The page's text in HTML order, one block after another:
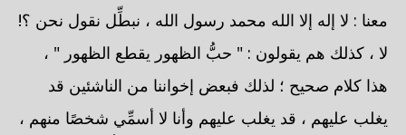
معنا : لا إله إلا الله محمد رسول الله ، نبطِّل نقول نحن ؟!
لا ، كذلك هم يقولون : " حبُّ الظهور يقطع الظهور " ،
هذا كلام صحيح ؛ لذلك فبعض إخواننا من الناشئين قد
يغلب عليهم ، قد يغلب عليهم وأنا لا أسمِّي شخصًا منهم ،